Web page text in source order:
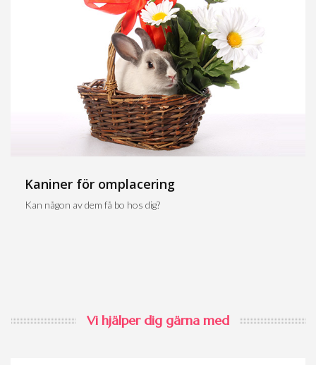
Kaniner för omplacering
Kan någon av dem få bo hos dig?
Vi hjälper dig gärna med